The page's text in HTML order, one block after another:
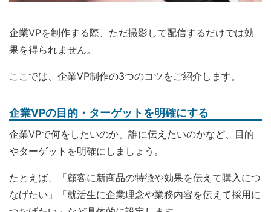
企業VPを制作する際、ただ撮影して配信するだけでは効
果を得られません。
ここでは、企業VP制作の3つのコツをご紹介します。
企業VPの目的・ターゲットを明確にする
企業VPで何をしたいのか、誰に伝えたいのかなど、目的
やターゲットを明確にしましょう。
たとえば、「顧客に新商品の特徴や効果を伝えて購入につ
なげたい」「就活生に企業理念や業務内容を伝えて採用に